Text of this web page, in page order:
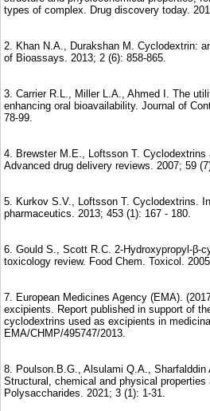
types of complex. Drug discovery today.
2. Khan N.A., Durakshan M. Cyclodextrin:
of Bioassays. 2013; 2 (6): 858-865.
3. Carrier R.L., Miller L.A., Ahmed I. The
enhancing oral bioavailability. Journal of
78-99.
4. Brewster M.E., Loftsson T. Cyclodextrins
Advanced drug delivery reviews. 2007; 59
5. Kurkov S.V., Loftsson T. Cyclodextrins.
pharmaceutics. 2013; 453 (1): 167 - 180.
6. Gould S., Scott R.C. 2-Hydroxypropyl-β-
toxicology review. Food Chem. Toxicol.
7. European Medicines Agency (EMA).
excipients. Report published in support of
cyclodextrins used as excipients in
EMA/CHMP/495747/2013.
8. Poulson.B.G., Alsulami Q.A.,
Structural, chemical and physical properties
Polysaccharides. 2021; 3 (1): 1-31.